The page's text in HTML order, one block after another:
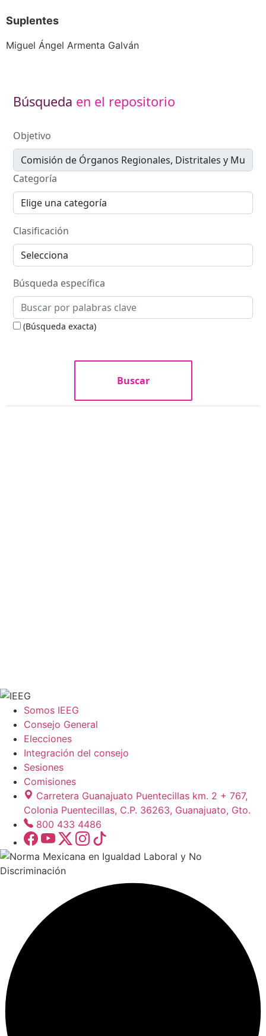
Suplentes
Miguel Ángel Armenta Galván
Somos IEEG
Consejo General
Elecciones
Integración del consejo
Sesiones
Comisiones
Carretera Guanajuato Puentecillas km. 2 + 767,
Colonia Puentecillas, C.P. 36263, Guanajuato, Gto.
800 433 4486